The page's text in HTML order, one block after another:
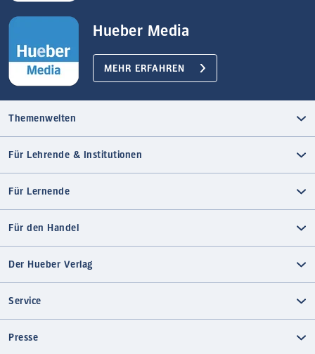
Hueber Media
MEHR ERFAHREN
Themenwelten
Für Lehrende & Institutionen
Für Lernende
Für den Handel
Der Hueber Verlag
Service
Presse